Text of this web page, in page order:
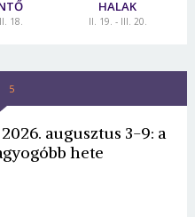
18.
HALAK
II. 19. - III. 20.
5
augusztus 3-9: a
hete